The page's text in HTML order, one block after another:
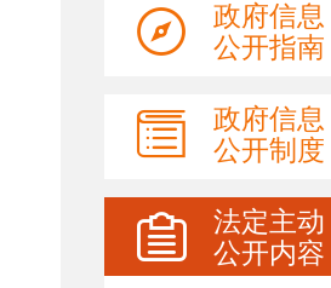
政府信息
公开指南
政府信息
公开制度
法定主动
公开内容